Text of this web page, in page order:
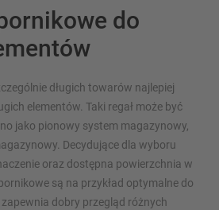
do
długich towarów najlepiej
elementów. Taki regał może być
jako pionowy system magazynowy,
Decydujące dla wyboru
oraz dostępna powierzchnia w
są na przykład optymalne do
dobry przegląd różnych